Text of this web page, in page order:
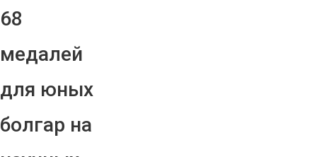
68
медалей
для юных
болгар на